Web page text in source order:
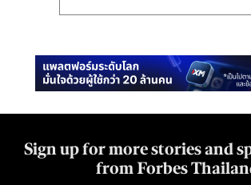
Sign up for more stories and
from Forbes